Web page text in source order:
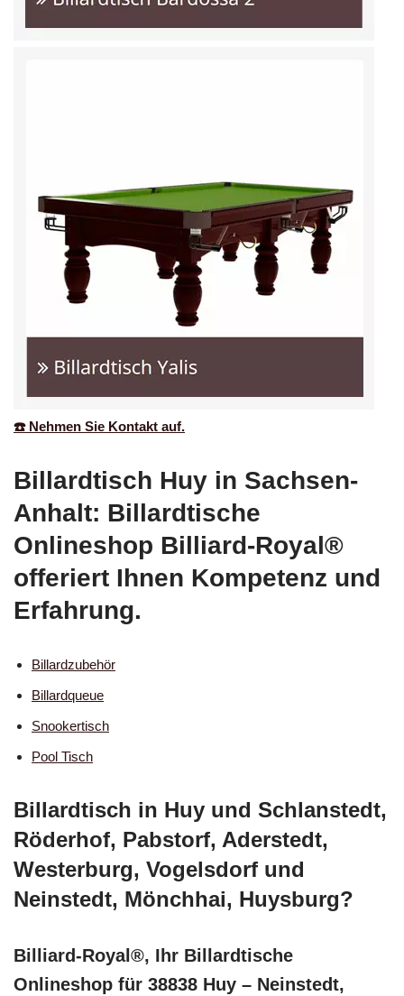
☎️ Nehmen Sie Kontakt auf.
Billardtisch Huy in Sachsen-
Anhalt: Billardtische
Onlineshop Billiard-Royal®
offeriert Ihnen Kompetenz und
Erfahrung.
Billardzubehör
Billardqueue
Snookertisch
Pool Tisch
Billardtisch in Huy und Schlanstedt,
Röderhof, Pabstorf, Aderstedt,
Westerburg, Vogelsdorf und
Neinstedt, Mönchhai, Huysburg?
Billiard-Royal®, Ihr Billardtische
Onlineshop für 38838 Huy – Neinstedt,